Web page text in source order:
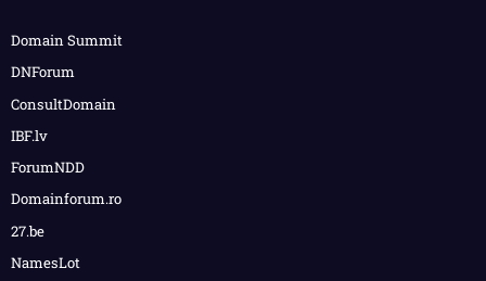
Domain Summit
DNForum
ConsultDomain
IBF.lv
ForumNDD
Domainforum.ro
27.be
NamesLot